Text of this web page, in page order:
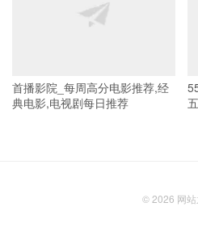
首播影院_每周高分电影推荐,经
典电影,电视剧每日推荐
© 2026 网